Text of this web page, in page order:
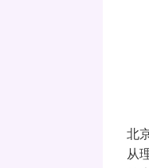
北
从